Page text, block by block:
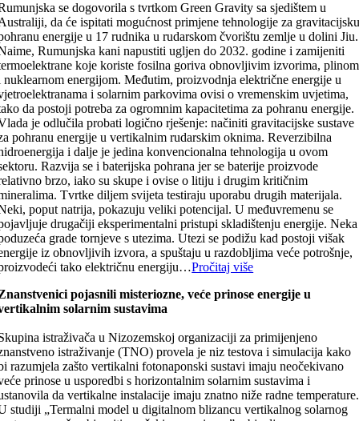
se dogovorila s tvrtkom Green Gravity sa sjedištem u
da će ispitati mogućnost primjene tehnologije za
energije u 17 rudnika u rudarskom čvorištu zemlje u dolini Jiu.
Rumunjska kani napustiti ugljen do 2032. godine i zamijeniti
koje koriste fosilna goriva obnovljivim izvorima, plinom
nuklearnom energijom. Međutim, proizvodnja električne energije u
i solarnim parkovima ovisi o vremenskim uvjetima,
da postoji potreba za ogromnim kapacitetima za pohranu energije.
je odlučila probati logično rješenje: načiniti gravitacijske sustave
pohranu energije u vertikalnim rudarskim oknima. Reverzibilna
i dalje je jedina konvencionalna tehnologija u ovom
Razvija se i baterijska pohrana jer se baterije proizvode
brzo, iako su skupe i ovise o litiju i drugim kritičnim
Tvrtke diljem svijeta testiraju uporabu drugih materijala.
poput natrija, pokazuju veliki potencijal. U međuvremenu se
drugačiji eksperimentalni pristupi skladištenju energije. Neka
grade tornjeve s utezima. Utezi se podižu kad postoji višak
iz obnovljivih izvora, a spuštaju u razdobljima veće potrošnje,
tako električnu energiju…Pročitaj više
pojasnili misteriozne, veće prinose energije u
solarnim sustavima
istraživača u Nizozemskoj organizaciji za primijenjeno
istraživanje (TNO) provela je niz testova i simulacija kako
razumjela zašto vertikalni fotonaponski sustavi imaju neočekivano
prinose u usporedbi s horizontalnim solarnim sustavima i
da vertikalne instalacije imaju znatno niže radne temperature.
studiji „Termalni model u digitalnom blizancu vertikalnog solarnog